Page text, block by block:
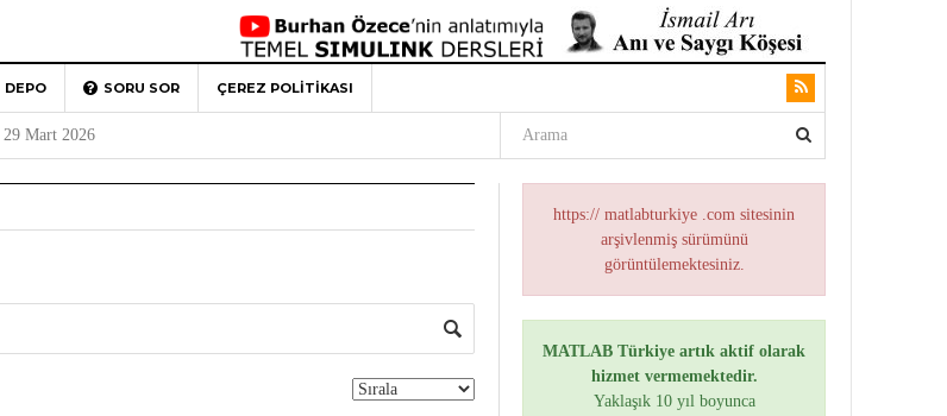
DEPO SORU SOR ÇEREZ POLITIKASI
4 Mayıs 2026
29 Mart 2026
https:// matlabturkiye .com sitesinin
arşivlenmiş sürümünü
görüntülemektesiniz.
MATLAB Türkiye artık aktif olarak
hizmet vermemektedir.
Yaklaşık 10 yıl boyunca